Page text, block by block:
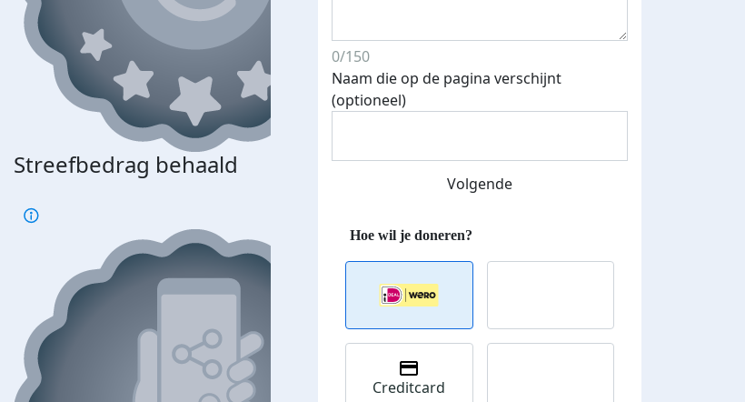
Streefbedrag behaald Streefbedrag verhoogd
0/150
Naam die op de pagina verschijnt
(optioneel)
Volgende
Creditcard